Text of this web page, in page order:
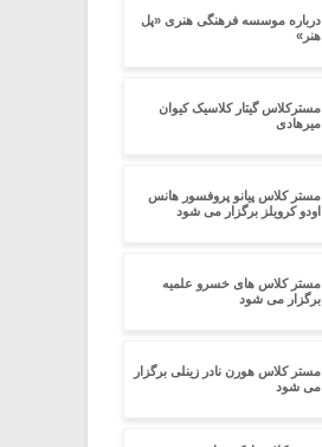
درباره موسسه فرهنگی هنری «پل
هنر»
مسترکلاس گیتار کلاسیک کیوان
میرهادی
مستر کلاس پیانو پروفسور هانس
اودو کرویلز برگزار می شود
مستر کلاس های خسرو علمیه
برگزار می شود
مستر کلاس هورن نادر زینلی برگزار
می شود